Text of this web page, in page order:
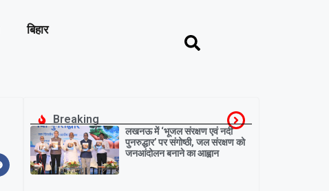
बिहार
Breaking
लखनऊ में ‘भूजल संरक्षण एवं नदी
पुनरुद्धार’ पर संगोष्ठी, जल संरक्षण को
जनआंदोलन बनाने का आह्वान